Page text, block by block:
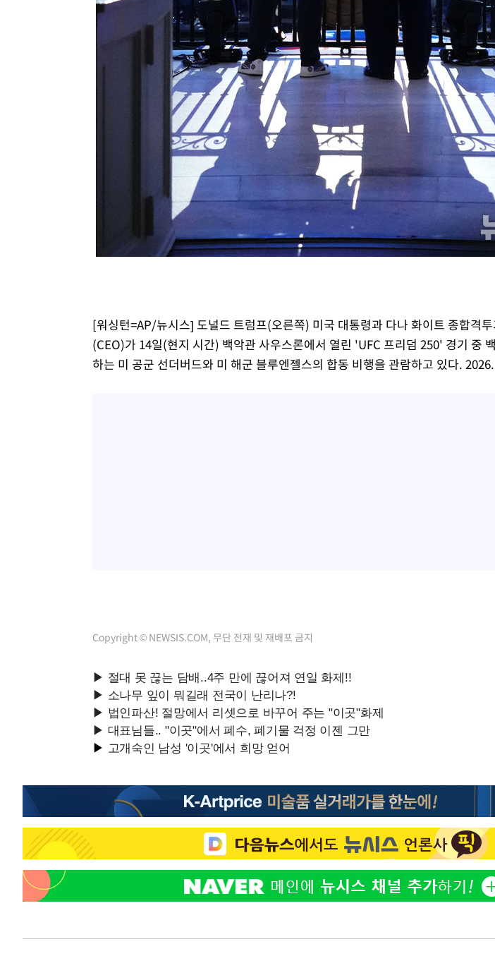
[속보]경찰, '홍명보 선임 논란' 대한축구협회·축구회관 등 압수수색
[워싱턴=AP/뉴시스] 도널드 트럼프(오른쪽) 미국 대통령과 다나 화이트 종합격
(CEO)가 14일(현지 시간) 백악관 사우스론에서 열린 'UFC 프리덤 250' 경기 중
하는 미 공군 선더버드와 미 해군 블루엔젤스의 합동 비행을 관람하고 있다.
Copyright © NEWSIS.COM, 무단 전재 및 재배포 금지